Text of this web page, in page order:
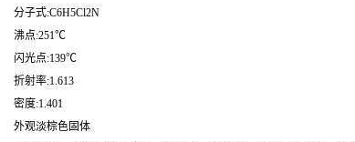
分子式:C6H5Cl2N
沸点:251℃
闪光点:139℃
折射率:1.613
密度:1.401
外观淡棕色固体